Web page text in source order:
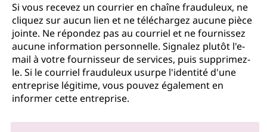
Si vous recevez un courrier en chaîne frauduleux, ne
cliquez sur aucun lien et ne téléchargez aucune pièce
jointe. Ne répondez pas au courriel et ne fournissez
aucune information personnelle. Signalez plutôt l'e-
mail à votre fournisseur de services, puis supprimez-
le. Si le courriel frauduleux usurpe l'identité d'une
entreprise légitime, vous pouvez également en
informer cette entreprise.